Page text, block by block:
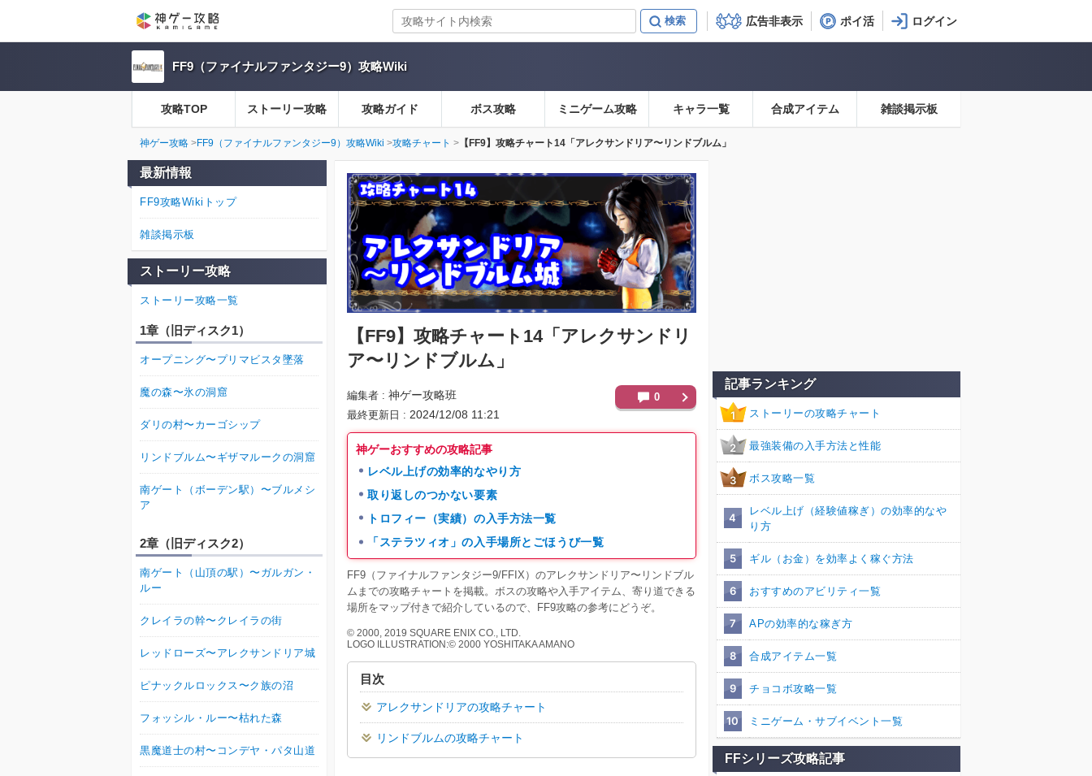
広告非表示 ポイ活
FF9（ファイナルファンタジー9）攻略Wiki
攻略TOP ストーリー攻略 攻略ガイド ボス攻略 ミニゲーム攻略 キャラ一覧 合成アイテム 雑談掲示板
神ゲー攻略 FF9（ファイナルファンタジー9）攻略Wiki 攻略チャート 【FF9】攻略チャート14「アレクサンドリア〜リンドブルム」
【FF9】 攻略チャート14「アレクサンドリ
ア〜リンドブルム」
編集者 神ゲー攻略班
最終更新日 2024/12/08 11:21
0
神ゲーおすすめの攻略記事
レベル上げの効率的なやり方
取り返しのつかない要素
トロフィー（実績）の入手方法一覧
「ステラツィオ」の入手場所とごほうび一覧
FF9（ファイナルファンタジー9/FFIX）のアレクサンドリア〜リンドブル
ムまでの攻略チャートを掲載。ボスの攻略や入手アイテム、寄り道できる
場所をマップ付きで紹介しているので、FF9攻略の参考にどうぞ。
© 2000, 2019 SQUARE ENIX CO., LTD.
LOGO ILLUSTRATION:© 2000 YOSHITAKA AMANO
目次
アレクサンドリアの攻略チャート
リンドブルムの攻略チャート
記事ランキング
1 ストーリーの攻略チャート
2 最強装備の入手方法と性能
3 ボス攻略一覧
4
レベル上げ（経験値稼ぎ）の効率的なや
り方
5 ギル（お金）を効率よく稼ぐ方法
6 おすすめのアビリティ一覧
7 APの効率的な稼ぎ方
8 合成アイテム一覧
9 チョコボ攻略一覧
10 ミニゲーム・サブイベント一覧
FFシリーズ攻略記事
最新情報
FF9攻略Wikiトップ
雑談掲示板
ストーリー攻略
ストーリー攻略一覧
1章（旧ディスク1）
オープニング〜プリマビスタ墜落
魔の森〜氷の洞窟
ダリの村〜カーゴシップ
リンドブルム〜ギザマルークの洞窟
南ゲート（ボーデン駅）〜ブルメシ
ア
2章（旧ディスク2）
南ゲート（山頂の駅）〜ガルガン・
ルー
クレイラの幹〜クレイラの街
レッドローズ〜アレクサンドリア城
ピナックルロックス〜ク族の沼
フォッシル・ルー〜枯れた森
黒魔道士の村〜コンデヤ・パタ山道